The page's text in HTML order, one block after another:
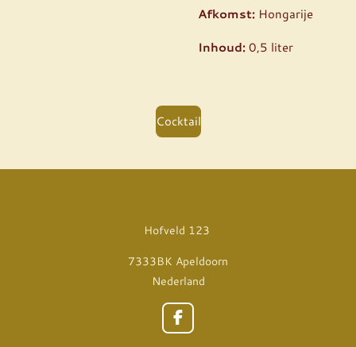
Afkomst: Hongarije
Inhoud:0,5 liter
Cocktail
Hofveld 123
7333BK Apeldoorn
Nederland
F
a